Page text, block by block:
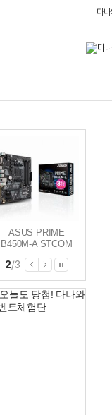
다
ASUS PRIME
B450M-A STCOM
2/3